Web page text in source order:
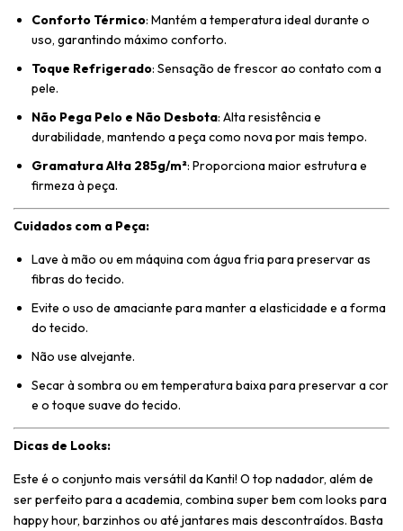
Conforto Térmico: Mantém a temperatura ideal durante o
uso, garantindo máximo conforto.
Toque Refrigerado: Sensação de frescor ao contato com a
pele.
Não Pega Pelo e Não Desbota: Alta resistência e
durabilidade, mantendo a peça como nova por mais tempo.
Gramatura Alta 285g/m²: Proporciona maior estrutura e
firmeza à peça.
Cuidados com a Peça:
Lave à mão ou em máquina com água fria para preservar as
fibras do tecido.
Evite o uso de amaciante para manter a elasticidade e a forma
do tecido.
Não use alvejante.
Secar à sombra ou em temperatura baixa para preservar a cor
e o toque suave do tecido.
Dicas de Looks:
Este é o conjunto mais versátil da Kanti! O top nadador, além de
ser perfeito para a academia, combina super bem com looks para
happy hour, barzinhos ou até jantares mais descontraídos. Basta